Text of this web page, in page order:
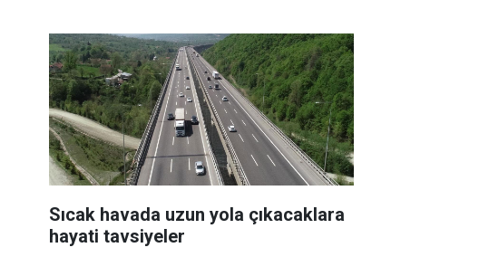
Sıcak havada uzun yola çıkacaklara
hayati tavsiyeler